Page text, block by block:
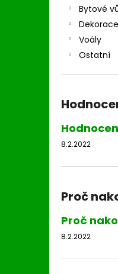
Bytové
Dekorace
Voály
Ostatní
8.2.2022
Proč
Proč
8.2.2022